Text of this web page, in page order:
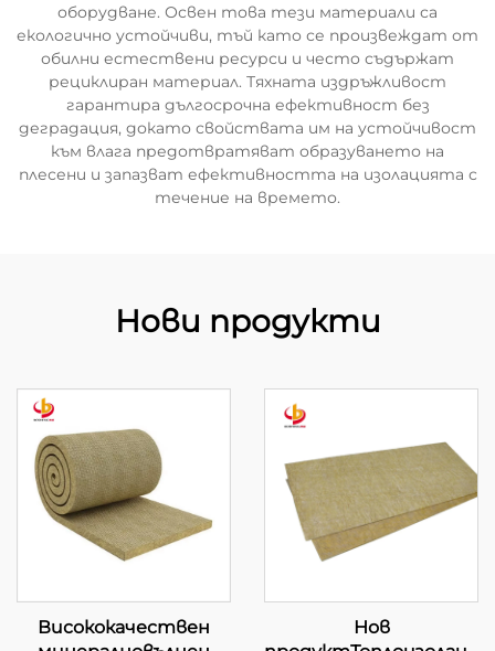
оборудване. Освен това тези материали са
екологично устойчиви, тъй като се произвеждат от
обилни естествени ресурси и често съдържат
рециклиран материал. Тяхната издръжливост
гарантира дългосрочна ефективност без
деградация, докато свойствата им на устойчивост
към влага предотвратяват образуването на
плесени и запазват ефективността на изолацията с
течение на времето.
Нови продукти
Висококачествен
Нов